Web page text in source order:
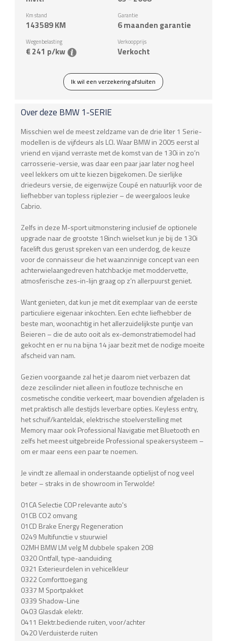
Km stand
143589KM
Garantie
6 maanden garantie
Wegenbelasting
€ 241 p/kw
Verkoopprijs
Verkocht
Ik wil een verzekering afsluiten
Over deze BMW1-SERIE
Misschien wel de meest zeldzame van de drie liter 1 Serie-
modellen is de vijfdeurs als LCI. Waar BMW in 2005 eerst al
vriend en vijand verraste met de komst van de 130i in zo’n
carrosserie-versie, was daar een paar jaar later nog heel
veel lekkers om uit te kiezen bijgekomen. De sierlijke
driedeurs versie, de eigenwijze Coupé en natuurlijk voor de
liefhebber van topless rijplezier – de weergaloos leuke
Cabrio.
Zelfs in deze M-sport uitmonstering inclusief de optionele
upgrade naar de grootste 18inch wielset kun je bij de 130i
facelift dus gerust spreken van een underdog, de keuze
voor de connaisseur die het waanzinnige concept van een
achterwielaangedreven hatchbackje met moddervette,
atmosferische zes-in-lijn graag op z’n allerpuurst geniet.
Want genieten, dat kun je met dit exemplaar van de eerste
particuliere eigenaar inkochten. Een echte liefhebber de
beste man, woonachtig in het allerzuidelijkste puntje van
Beieren – die de auto ooit als ex-demonstratiemodel had
gekocht en er nu na bijna 14 jaar bezit met de nodige moeite
afscheid van nam.
Gezien voorgaande zal het je daarom niet verbazen dat
deze zescilinder niet alleen in foutloze technische en
cosmetische conditie verkeert, maar bovendien afgeladen is
met praktisch alle destijds leverbare opties. Keyless entry,
het schuif/kanteldak, elektrische stoelverstelling met
Memory maar ook Professional Navigatie met Bluetooth en
zelfs het meest uitgebreide Professional speakersysteem –
om er maar eens een paar te noemen.
Je vindt ze allemaal in onderstaande optielijst of nog veel
beter – straks in de showroom in Terwolde!
01CA Selectie COP relevante auto's
01CB CO2 omvang
01CD Brake Energy Regeneration
0249 Multifunctie v stuurwiel
02MH BMW LM velg M dubbele spaken 208
0320 Ontfall, type-aanduiding
0321 Exterieurdelen in vehicelkleur
0322 Comforttoegang
0337 M Sportpakket
0339 Shadow-Line
0403 Glasdak elektr.
0411 Elektr.bediende ruiten, voor/achter
0420 Verduisterde ruiten